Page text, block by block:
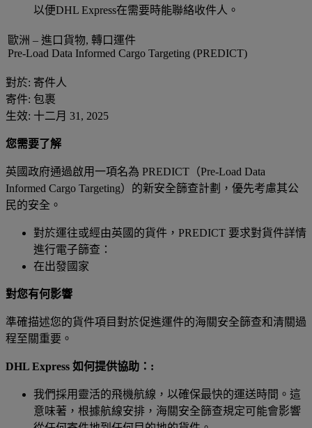
以便DHL Express在需要時能聯絡收件人。
歐洲 – 進口貨物, 轉口運件
Pre-Load Data Informed Cargo Targeting (PREDICT)
對於: 寄件人
寄件: 包裹
生效: 十二月 31, 2025
您需要了解
英國政府通過啟用一項名為 PREDICT（Pre-Load Data
Informed Cargo Targeting）的新安全篩查計劃，優先考慮其公
民的安全。
對於運往或經由英國的貨件，PREDICT 要求對貨件詳情
進行電子篩查：
在出發國家
對您有何影響
準確描述您的貨件項目對於促進運件的海關安全篩查和清關過
程至關重要。
DHL Express 如何提供協助：:
我們採用靈活的飛機航線，以確保最快的運送時間。這
意味著，根據航線安排，海關安全篩查規定可能會影響